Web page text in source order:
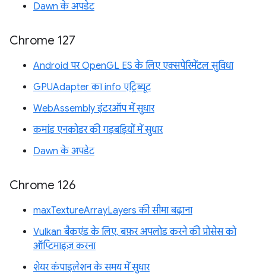
Dawn के अपडेट
Chrome 127
Android पर OpenGL ES के लिए एक्सपेरिमेंटल सुविधा
GPUAdapter का info एट्रिब्यूट
WebAssembly इंटरऑप में सुधार
कमांड एनकोडर की गड़बड़ियों में सुधार
Dawn के अपडेट
Chrome 126
maxTextureArrayLayers की सीमा बढ़ाना
Vulkan बैकएंड के लिए, बफ़र अपलोड करने की प्रोसेस को
ऑप्टिमाइज़ करना
शेयर कंपाइलेशन के समय में सुधार